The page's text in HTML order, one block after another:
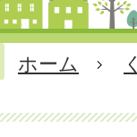
ホーム